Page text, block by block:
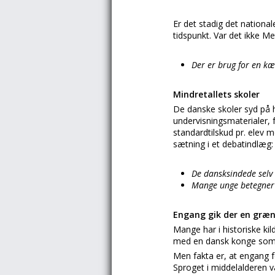
Er det stadig det
tidspunkt. Var det ikke
Der er brug for en
Mindretallets skoler
De danske skoler syd
standardtilskud pr. elev
sætning i et debatindlæg:
De dansksindede
Mange unge
Engang gik der en
Mange har i historiske
med en dansk konge
Men fakta er, at engang
Sproget i middelalderen